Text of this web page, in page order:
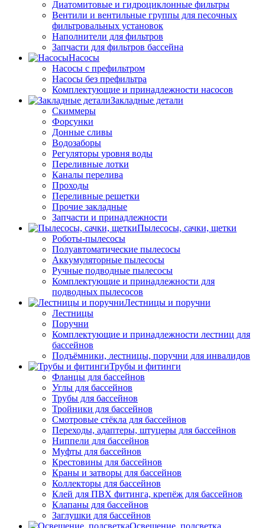
Диатомитовые и гидроциклонные фильтры
Вентили и вентильные группы для песочных
фильтровальных установок
Наполнители для фильтров
Запчасти для фильтров бассейна
Насосы
Насосы с префильтром
Насосы без префильтра
Комплектующие и принадлежности насосов
Закладные детали
Скиммеры
Форсунки
Донные сливы
Водозаборы
Регуляторы уровня воды
Переливные лотки
Каналы перелива
Проходы
Переливные решетки
Прочие закладные
Запчасти и принадлежности
Пылесосы, сачки, щетки
Роботы-пылесосы
Полуавтоматические пылесосы
Аккумуляторные пылесосы
Ручные подводные пылесосы
Комплектующие и принадлежности для
подводных пылесосов
Лестницы и поручни
Лестницы
Поручни
Комплектующие и принадлежности лестниц для
бассейнов
Подъёмники, лестницы, поручни для инвалидов
Трубы и фитинги
Фланцы для бассейнов
Углы для бассейнов
Трубы для бассейнов
Тройники для бассейнов
Смотровые стёкла для бассейнов
Переходы, адаптеры, штуцеры для бассейнов
Ниппели для бассейнов
Муфты для бассейнов
Крестовины для бассейнов
Краны и затворы для бассейнов
Коллекторы для бассейнов
Клей для ПВХ фитинга, крепёж для бассейнов
Клапаны для бассейнов
Заглушки для бассейнов
Освещение, подсветка